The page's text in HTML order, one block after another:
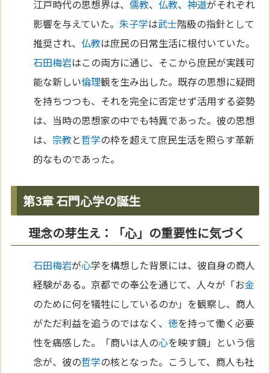
江戸時代の思想界は、儒教、仏教、神道がそれぞれ
影響を与えていた。朱子学は武士階級の指針として
推奨され、仏教は庶民の日常生活に根付いていた。
石田梅岩はこの両方に通じ、そこから庶民が実践可
能な新しい倫理観を生み出した。既存の思想に疑問
を持ちつつも、それを完全に否定せず活用する姿勢
は、当時の思想家の中でも特異であった。彼の思想
は、 宗教と哲学の枠を超えて庶民生活を照らす革新
的なものであった。
第3章 石門心学の誕生
理念の芽生え：「心」の重要性に気づく
石田梅岩が心学を構想した背景には、彼自身の商人
経験がある。京都での奉公を通じて、人々が「お金
のために何を犠牲にしているのか」を観察し、商人
がただ利益を追うのではなく、徳を持って働く必要
性を痛感した。「商いは人の心を映す鏡」という信
念が、彼の哲学の核となった。こうして、商人も社